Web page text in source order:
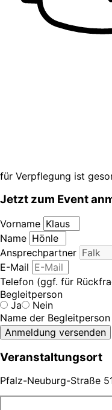
für Verpflegung ist
Jetzt zum Event
Vorname
Name
Ansprechpartner
E-Mail
Telefon (ggf. für
Begleitperson
Ja
Nein
Name der Begleitperson
Anmeldung versenden
Veranstaltungsort
Pfalz-Neuburg-Straße